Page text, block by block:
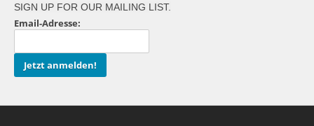
SIGN UP FOR OUR MAILING LIST.
Email-Adresse: